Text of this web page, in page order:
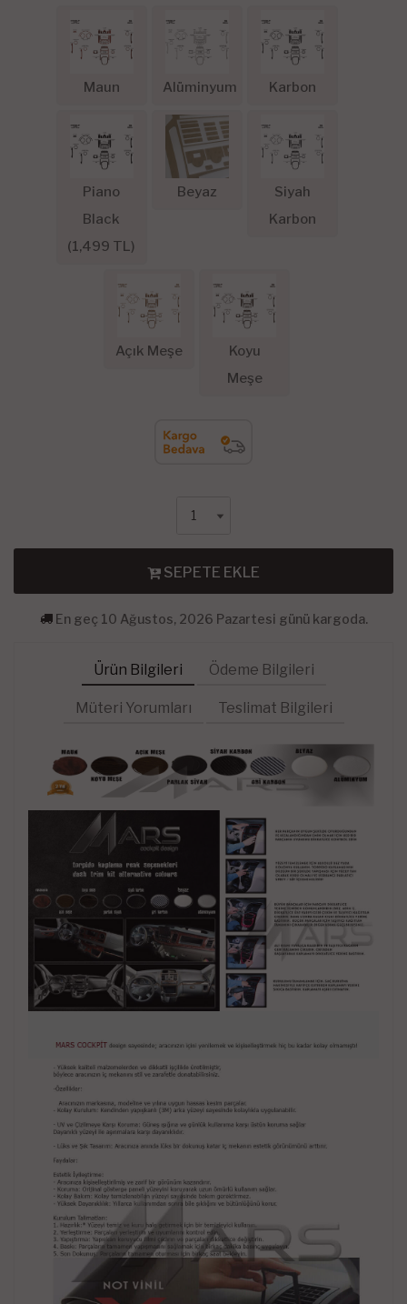
Maun Alüminyum Karbon
Piano
Black
(1,499 TL)
Beyaz
Siyah
Karbon
Açık Meşe
Koyu
Meşe
SEPETE EKLE
En geç 10 Ağustos, 2026 Pazartesi günü kargoda.
Ürün Bilgileri Ödeme Bilgileri
Müteri Yorumları Teslimat Bilgileri